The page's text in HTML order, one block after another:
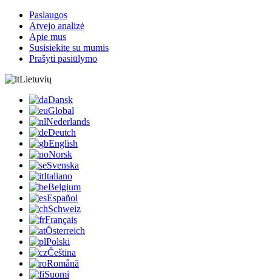
Paslaugos
Atvejo analizė
Apie mus
Susisiekite su mumis
Prašyti pasiūlymo
Lietuvių
Dansk
Global
Nederlands
Deutch
English
Norsk
Svenska
Italiano
Belgium
Español
Schweiz
Français
Österreich
Polski
Čeština
Română
Suomi